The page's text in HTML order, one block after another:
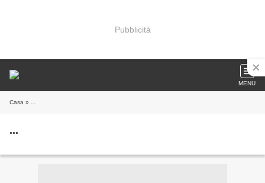
Pubblicità
MENU
Casa » ...
...